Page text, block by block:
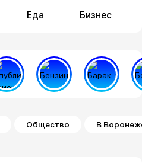
Еда Бизнес
Общество В